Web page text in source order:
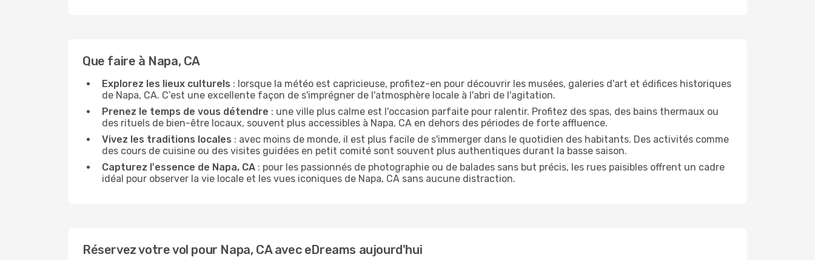
Que faire à Napa, CA
Explorez les lieux culturels : lorsque la météo est capricieuse, profitez-en pour découvrir les musées, galeries d'art et édifices historiques
de Napa, CA. C’est une excellente façon de s'imprégner de l'atmosphère locale à l'abri de l'agitation.
Prenez le temps de vous détendre : une ville plus calme est l'occasion parfaite pour ralentir. Profitez des spas, des bains thermaux ou
des rituels de bien-être locaux, souvent plus accessibles à Napa, CA en dehors des périodes de forte affluence.
Vivez les traditions locales : avec moins de monde, il est plus facile de s'immerger dans le quotidien des habitants. Des activités comme
des cours de cuisine ou des visites guidées en petit comité sont souvent plus authentiques durant la basse saison.
Capturez l'essence de Napa, CA : pour les passionnés de photographie ou de balades sans but précis, les rues paisibles offrent un cadre
idéal pour observer la vie locale et les vues iconiques de Napa, CA sans aucune distraction.
Réservez votre vol pour Napa, CA avec eDreams aujourd'hui